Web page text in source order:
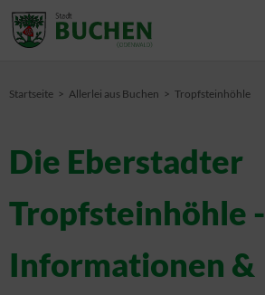
Startseite Allerlei aus Buchen Tropfsteinhöhle
Die Eberstadter
Tropfsteinhöhle -
Informationen &